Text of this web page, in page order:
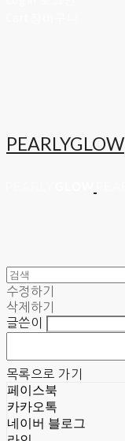
PEARLYGLOW
수정하기
삭제하기
글쓴이
목록으로 가기
페이스북
카카오톡
네이버 블로그